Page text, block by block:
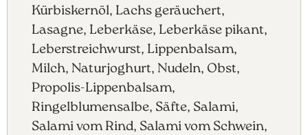
Kürbiskernöl, Lachs geräuchert,
Lasagne, Leberkäse, Leberkäse pikant,
Leberstreichwurst, Lippenbalsam,
Milch, Naturjoghurt, Nudeln, Obst,
Propolis-Lippenbalsam,
Ringelblumensalbe, Säfte, Salami,
Salami vom Rind, Salami vom Schwein,